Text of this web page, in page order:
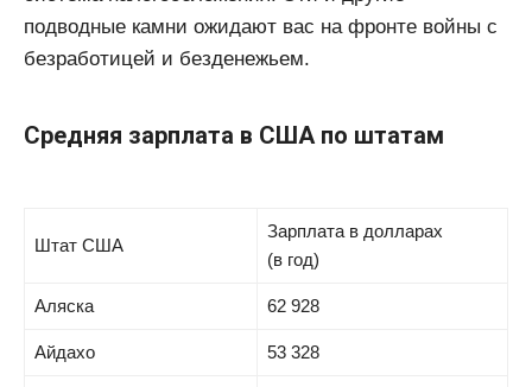
подводные камни ожидают вас на фронте войны с
безработицей и безденежьем.
Средняя зарплата в США по штатам
Штат США
Зарплата в долларах
(в год)
Аляска 62 928
Айдахо 53 328